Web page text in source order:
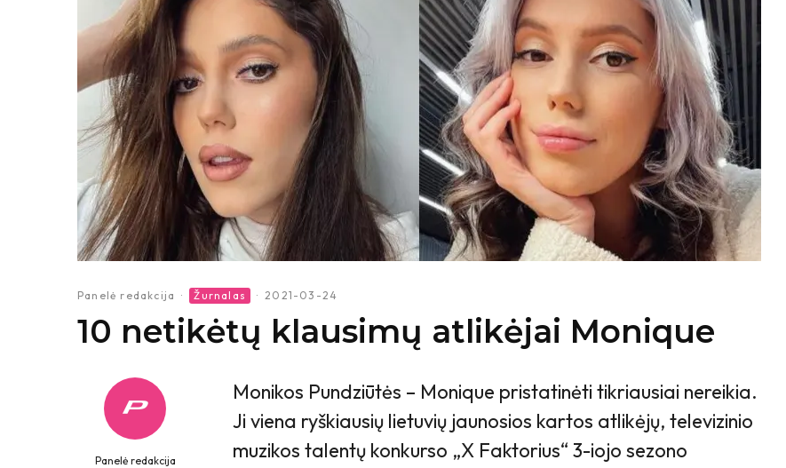
Panelė redakcija · Žurnalas · 2021-03-24
10 netikėtų klausimų atlikėjai Monique
Panelė redakcija
Monikos Pundziūtės – Monique pristatinėti tikriausiai nereikia.
Ji viena ryškiausių lietuvių jaunosios kartos atlikėjų, televizinio
muzikos talentų konkurso „X Faktorius“ 3-iojo sezono